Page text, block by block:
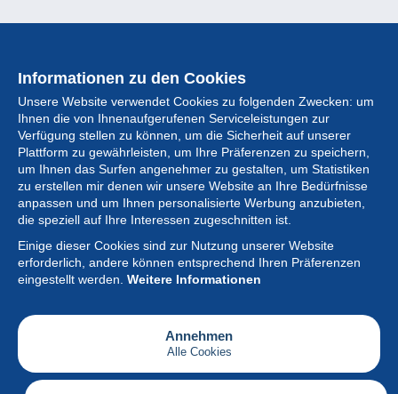
Informationen zu den Cookies
Unsere Website verwendet Cookies zu folgenden Zwecken: um
Ihnen die von Ihnenaufgerufenen Serviceleistungen zur
Verfügung stellen zu können, um die Sicherheit auf unserer
Plattform zu gewährleisten, um Ihre Präferenzen zu speichern,
um Ihnen das Surfen angenehmer zu gestalten, um Statistiken
zu erstellen mir denen wir unsere Website an Ihre Bedürfnisse
anpassen und um Ihnen personalisierte Werbung anzubieten,
die speziell auf Ihre Interessen zugeschnitten ist.
Einige dieser Cookies sind zur Nutzung unserer Website
erforderlich, andere können entsprechend Ihren Präferenzen
eingestellt werden. Weitere Informationen
Annehmen
Alle Cookies
Sammlung
Neuigkeiten
Artikel
Gesellschaft
Serviceleistungen